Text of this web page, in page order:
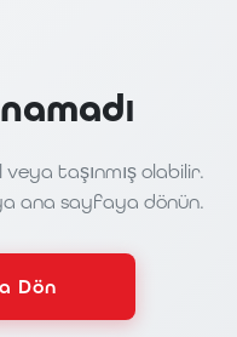
taşınmış olabilir.
ana sayfaya dönün.
Dön